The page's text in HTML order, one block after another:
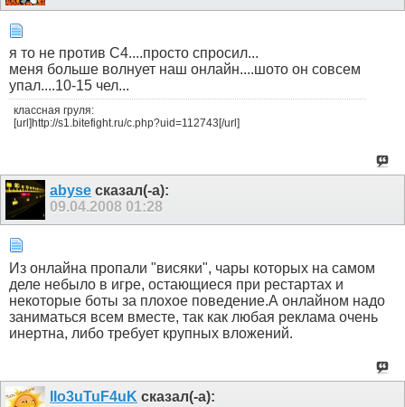
я то не против С4....просто спросил...
меня больше волнует наш онлайн....шото он совсем
упал....10-15 чел...
классная груля:
[url]http://s1.bitefight.ru/c.php?uid=112743[/url]
abyse сказал(-а):
09.04.2008 01:28
Из онлайна пропали "висяки", чары которых на самом
деле небыло в игре, остающиеся при рестартах и
некоторые боты за плохое поведение.А онлайном надо
заниматься всем вместе, так как любая реклама очень
инертна, либо требует крупных вложений.
IIo3uTuF4uK сказал(-а):